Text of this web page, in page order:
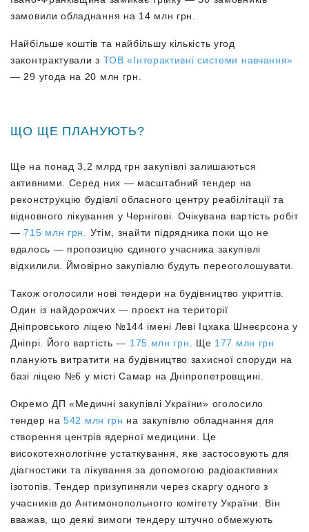
замовили обладнання на 14 млн грн.
Найбільше коштів та найбільшу кількість угод
законтрактували з ТОВ «Інтерактивні системи навчання»
— 29 угода на 20 млн грн.
ЩО ЩЕ ПЛАНУЮТЬ?
Ще на понад 3,2 млрд грн закупівлі залишаються
активними. Серед них — масштабний тендер на
реконструкцію будівлі обласного центру реабілітації та
відновного лікування у Чернігові. Очікувана вартість робіт
—715 млн грн.
Утім, знайти підрядника поки що не
вдалось — пропозицію єдиного учасника закупівлі
відхилили. Ймовірно закупівлю будуть переоголошувати.
Також оголосили нові тендери на будівництво укриттів.
Один із найдорожчих — проєкт на території
Дніпровського ліцею №144 імені Леві Іцхака Шнеєрсона у
Дніпрі. Його вартість — 175 млн грн . Ще 177 млн грн
планують витратити на будівництво захисної споруди на
базі ліцею №6 у місті Самар на Дніпропетровщині.
Окремо ДП «Медичні закупівлі України» оголосило
тендер на 542 млн грн на закупівлю обладнання для
створення центрів ядерної медицини. Це
високотехнологічне устаткування, яке застосовують для
діагностики та лікування за допомогою радіоактивних
ізотопів. Тендер призупиняли через скаргу одного з
учасників до Антимонопольногго комітету України. Він
вважав, що деякі вимоги тендеру штучно обмежують